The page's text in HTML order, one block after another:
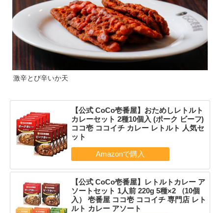
激辛とび辛いか天
【公式 CoCo壱番屋】おためしレトルト
カレーセット 2種10個入 (ポーク ビーフ)
ココ壱 ココイチ カレー レトルト 人気セ
ット
【公式 CoCo壱番屋】レトルトカレー ア
ソートセット 1人前 220g 5種×2 （10個
入） 壱番屋 ココ壱 ココイチ 専門店 レト
ルト カレー アソート